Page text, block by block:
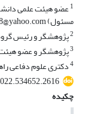
1عضو هیئت علمی
مسئول) azadifarzad1348@yahoo.com
2پژوهشگر و رئیس
3پژوهشگر و عضو هیئت
4دکتری علوم دفاعی
چکیده